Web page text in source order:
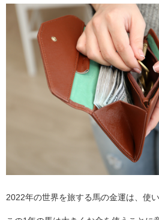
2022年の世界を旅する馬の金運は、使